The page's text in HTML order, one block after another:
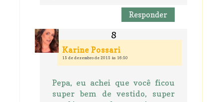
Responder
Karine Possari
15 de dezembro de 2015 às 16:50
Pepa, eu achei que você ficou
super bem de vestido, super